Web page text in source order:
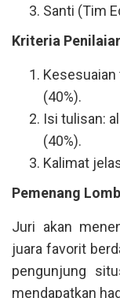
Santi (Tim
Kriteria
(40%).
Isi tulisan:
(40%).
Kalimat
Pemenang
Juri akan
juara favorit
pengunjung
mendapatkan